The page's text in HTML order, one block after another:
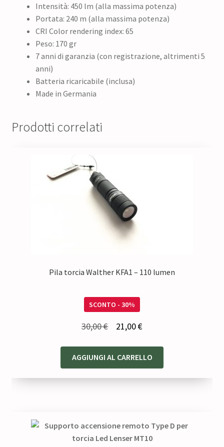
Intensità: 450 lm (alla massima potenza)
Portata: 240 m (alla massima potenza)
CRI Color rendering index: 65
Peso: 170 gr
7 anni di garanzia (con registrazione, altrimenti 5
anni)
Batteria ricaricabile (inclusa)
Made in Germania
Prodotti correlati
Pila torcia Walther KFA1 – 110 lumen
SCONTO - 30%
30,00€
originale
era:
21,00€Il
attuale
è:
AGGIUNGI AL CARRELLO